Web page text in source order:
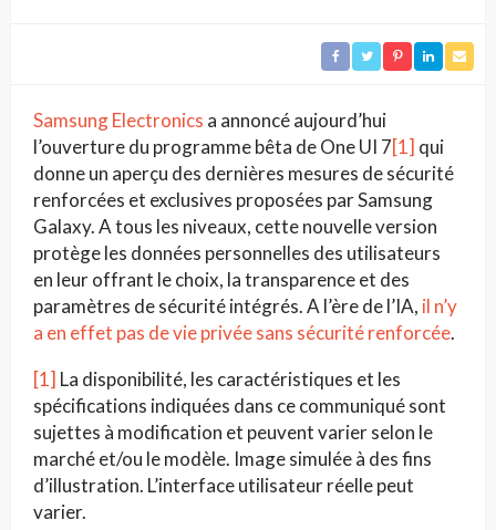
Samsung Electronics a annoncé aujourd’hui
l’ouverture du programme bêta de One UI 7[1] qui
donne un aperçu des dernières mesures de sécurité
renforcées et exclusives proposées par Samsung
Galaxy. A tous les niveaux, cette nouvelle version
protège les données personnelles des utilisateurs
en leur offrant le choix, la transparence et des
paramètres de sécurité intégrés. A l’ère de l’IA, il n’y
a en effet pas de vie privée sans sécurité renforcée.
[1] La disponibilité, les caractéristiques et les
spécifications indiquées dans ce communiqué sont
sujettes à modification et peuvent varier selon le
marché et/ou le modèle. Image simulée à des fins
d’illustration. L’interface utilisateur réelle peut
varier.